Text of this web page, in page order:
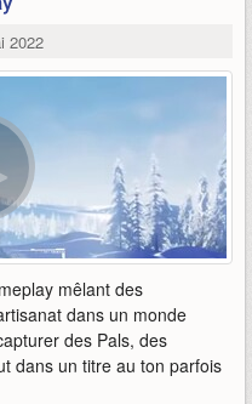
2022
mêlant des
dans un monde
des Pals, des
dans un titre au ton parfois